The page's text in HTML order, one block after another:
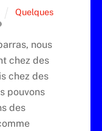
Quelques
nous
chez des
chez des
pouvons
des